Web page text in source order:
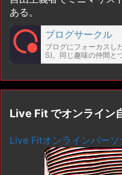
ある。
ブログサークル
ブログにフォーカスし
S)。同じ趣味の仲間と
Live Fit でオンライン
Live Fitオンラインパー